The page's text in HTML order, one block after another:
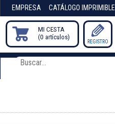
REGISTRO
MI CESTA
0 artículos
EMPRESA CATÁLOGO IMPRIMIBLE